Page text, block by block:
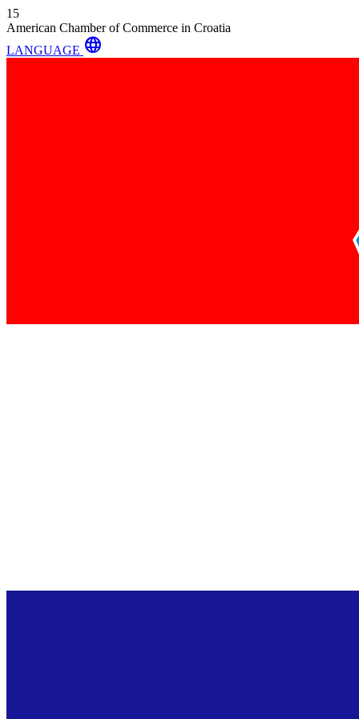
15
American Chamber of Commerce in Croatia
LANGUAGE language